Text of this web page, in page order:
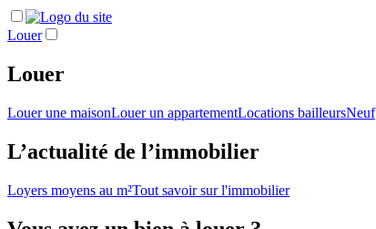
Louer
Louer
Louer une maisonLouer un appartementLocations bailleursNeuf
L’actualité de l’immobilier
Loyers moyens au m²Tout savoir sur l'immobilier